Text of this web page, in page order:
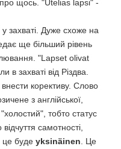
про щось. "Utelias lapsi" -
захваті. Дуже схоже на
ще більший рівень
"Lapset olivat
в захваті від Різдва.
корективу. Слово
з англійської,
тобто статус
самотності,
це буде yksinäinen . Це